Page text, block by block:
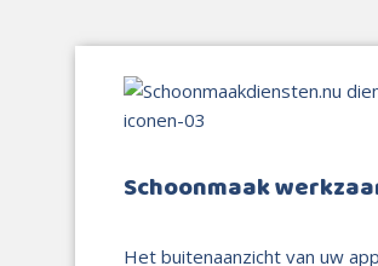
Schoonmaak
Het buitenaanzicht van uw